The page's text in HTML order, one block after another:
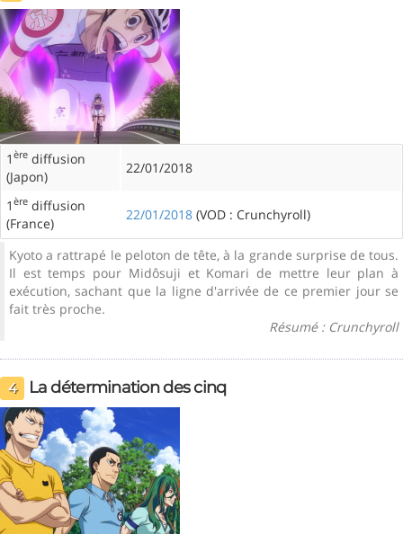
1 ère diffusion
(Japon)
22/01/2018
1 ère diffusion
(France)
22/01/2018 (VOD : Crunchyroll)
Kyoto a rattrapé le peloton de tête, à la grande surprise de tous.
Il est temps pour Midôsuji et Komari de mettre leur plan à
exécution, sachant que la ligne d'arrivée de ce premier jour se
fait très proche.
Résumé : Crunchyroll
4 La détermination des cinq